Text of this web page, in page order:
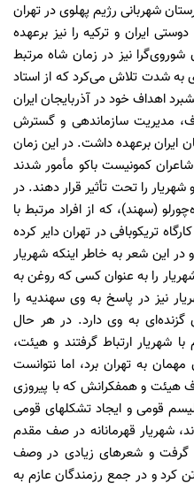
شهربانی رژیم پهلوی در تهران
ایران و ترکیه را نیز برعهده
نیز در زمان شاه مرتبط
به شدت تلاش می‌کرد که از استاد
اهداف خود در آذربایجان ایران
مدیریت سازماندهی و گسترش
ایران برعهده داشت. در این زمان
کمونیست باکو مأمور شدند
را تحت تأثیر قرار دهند. در
(سهند)، که از افراد مرتبط با
تریکوبافی در تهران دایر کرده
این شعر به خاطر اینکه شهریار
را به عنوان کسی که روغن به
نیز در پاسخ به وی سهندیه را
به وی دارد. در هر حال
شهریار ارتباط گرفتند و هیئت،
به تهران برد، اما نتوانست
هیئت و همفکرانش که با پیروزی
قومی و ایجاد تشکلهای قومی
شهریار قهرمانانه در صف مقدم
گرفت و شعرهای زیادی در وصف
کرد و در جمع رزمندگان عازم به